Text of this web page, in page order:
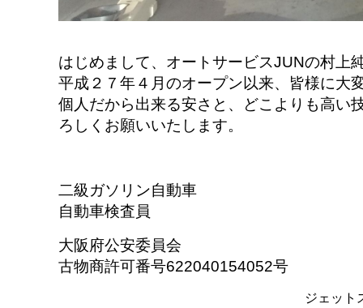
はじめまして、オートサービスJUNの村上
平成２７年４月のオープン以来、皆様に大
個人だから出来る安さと、どこよりも高い
ろしくお願いいたします。
二級ガソリン自動車
自動車検査員
大阪府公安委員会
古物商許可番号622040154052号
ジェットスキー大好き